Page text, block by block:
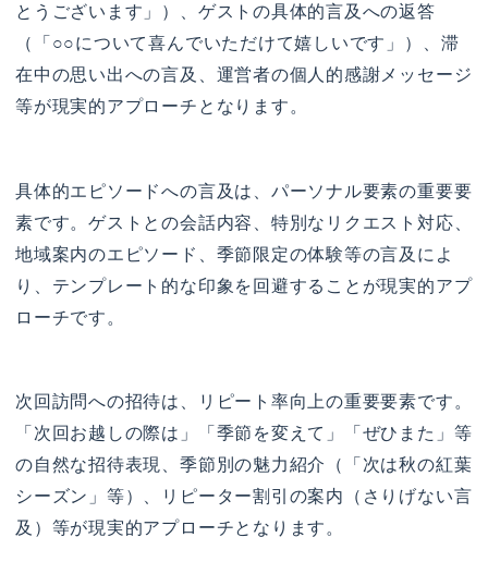
とうございます」）、ゲストの具体的言及への返答
（「○○について喜んでいただけて嬉しいです」）、滞
在中の思い出への言及、運営者の個人的感謝メッセージ
等が現実的アプローチとなります。
具体的エピソードへの言及は、パーソナル要素の重要要
素です。ゲストとの会話内容、特別なリクエスト対応、
地域案内のエピソード、季節限定の体験等の言及によ
り、テンプレート的な印象を回避することが現実的アプ
ローチです。
次回訪問への招待は、リピート率向上の重要要素です。
「次回お越しの際は」「季節を変えて」「ぜひまた」等
の自然な招待表現、季節別の魅力紹介（「次は秋の紅葉
シーズン」等）、リピーター割引の案内（さりげない言
及）等が現実的アプローチとなります。